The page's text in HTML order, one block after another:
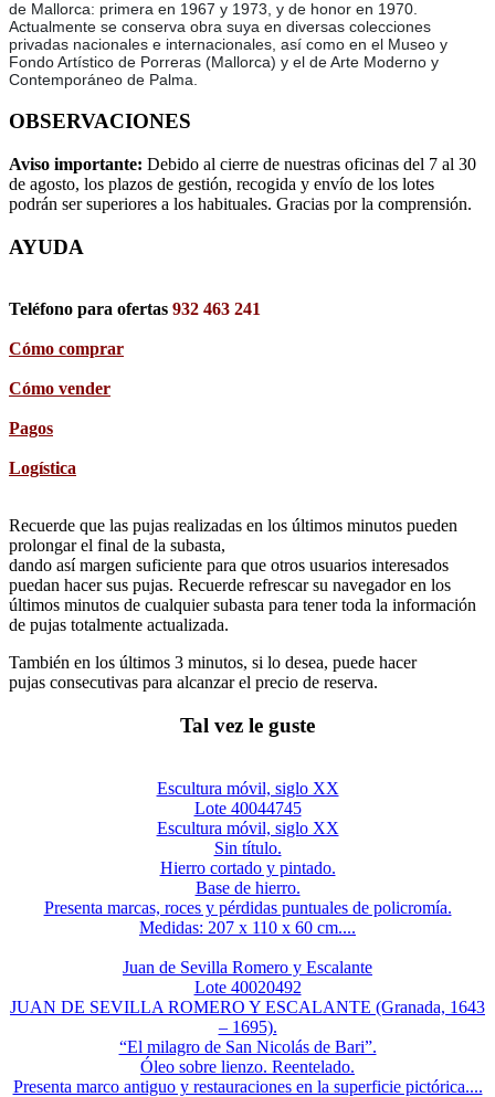
de Mallorca: primera en 1967 y 1973, y de honor en 1970.
Actualmente se conserva obra suya en diversas colecciones
privadas nacionales e internacionales, así como en el Museo y
Fondo Artístico de Porreras (Mallorca) y el de Arte Moderno y
Contemporáneo de Palma.
OBSERVACIONES
Aviso importante: Debido al cierre de nuestras oficinas del 7 al 30
de agosto, los plazos de gestión, recogida y envío de los lotes
podrán ser superiores a los habituales. Gracias por la comprensión.
AYUDA
Teléfono para ofertas 932 463 241
Cómo comprar
Cómo vender
Pagos
Logística
Recuerde que las pujas realizadas en los últimos minutos pueden
prolongar el final de la subasta,
dando así margen suficiente para que otros usuarios interesados
puedan hacer sus pujas. Recuerde refrescar su navegador en los
últimos minutos de cualquier subasta para tener toda la información
de pujas totalmente actualizada.
También en los últimos 3 minutos, si lo desea, puede hacer
pujas consecutivas para alcanzar el precio de reserva.
Tal vez le guste
Escultura móvil, siglo XX
Lote 40044745
Escultura móvil, siglo XX
Sin título.
Hierro cortado y pintado.
Base de hierro.
Presenta marcas, roces y pérdidas puntuales de policromía.
Medidas: 207 x 110 x 60 cm....
Juan de Sevilla Romero y Escalante
Lote 40020492
JUAN DE SEVILLA ROMERO Y ESCALANTE (Granada, 1643
– 1695).
“El milagro de San Nicolás de Bari”.
Óleo sobre lienzo. Reentelado.
Presenta marco antiguo y restauraciones en la superficie pictórica....